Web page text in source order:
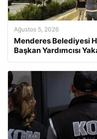
Ağustos 5, 2026
Menderes Belediyesi
Başkan Yardımcısı